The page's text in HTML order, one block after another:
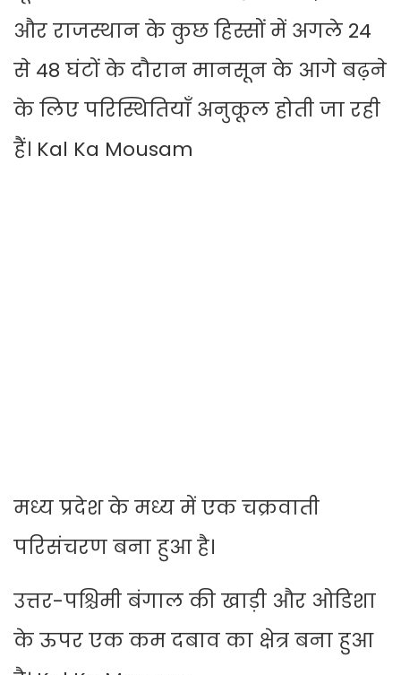
और राजस्थान के कुछ हिस्सों में अगले 24
से 48 घंटों के दौरान मानसून के आगे बढ़ने
के लिए परिस्थितियाँ अनुकूल होती जा रही
हैं। Kal Ka Mousam
मध्य प्रदेश के मध्य में एक चक्रवाती
परिसंचरण बना हुआ है।
उत्तर-पश्चिमी बंगाल की खाड़ी और ओडिशा
के ऊपर एक कम दबाव का क्षेत्र बना हुआ